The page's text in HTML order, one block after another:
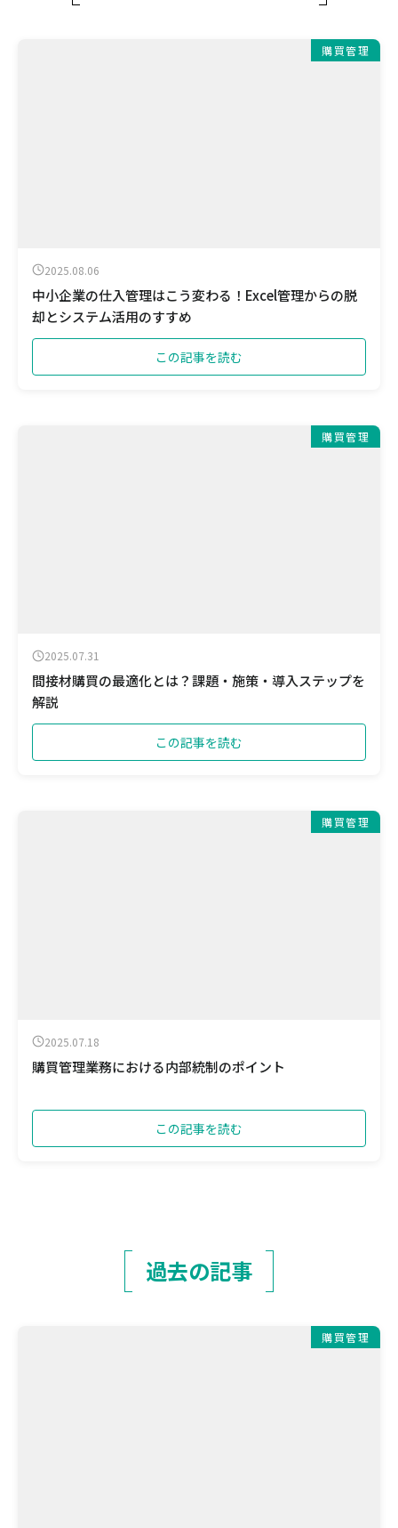
購買管理
2025.08.06
中小企業の仕入管理はこう変わる！Excel管理からの脱
却とシステム活用のすすめ
この記事を読む
購買管理
2025.07.31
間接材購買の最適化とは？課題・施策・導入ステップを
解説
この記事を読む
購買管理
2025.07.18
購買管理業務における内部統制のポイント
この記事を読む
過去の記事
購買管理